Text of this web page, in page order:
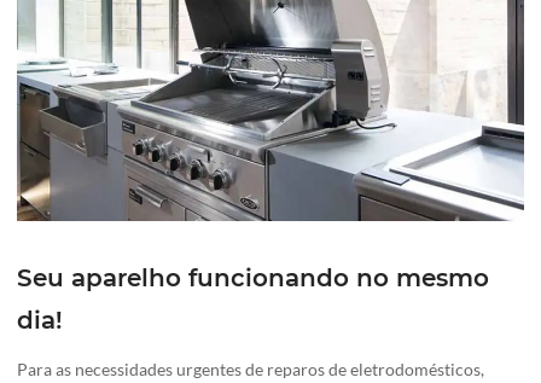
Seu aparelho funcionando no mesmo
dia!
Para as necessidades urgentes de reparos de eletrodomésticos,